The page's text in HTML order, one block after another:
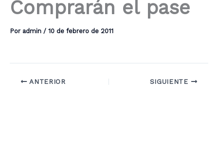
Comprarán el pase
Por admin / 10 de febrero de 2011
ANTERIOR SIGUIENTE